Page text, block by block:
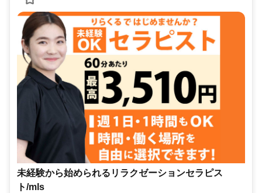
未経験から始められるリラクゼーションセラピス
ト/mls